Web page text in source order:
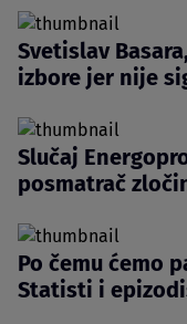
Svetislav
izbore jer nije
Slučaj
posmatrač
Po čemu ćemo
Statisti i